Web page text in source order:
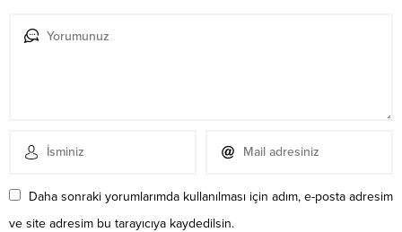
Daha sonraki yorumlarımda kullanılması için adım, e-posta adresim
ve site adresim bu tarayıcıya kaydedilsin.